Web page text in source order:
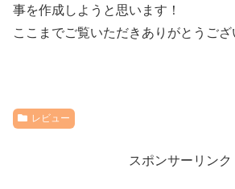
事を作成しようと思います！
ここまでご覧いただきありがとうござ
レビュー
スポンサーリンク